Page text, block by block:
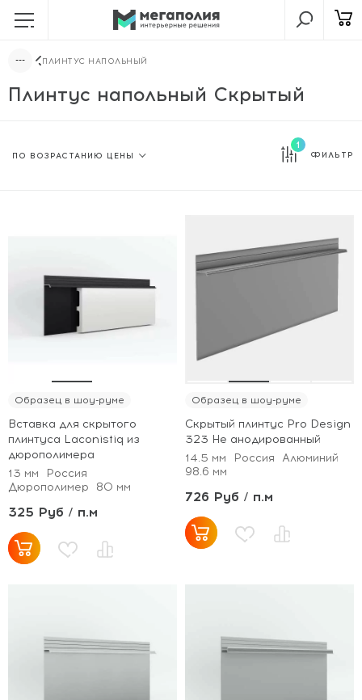
ПЛИНТУС НАПОЛЬНЫЙ
Плинтус напольный Скрытый
1
ФИЛЬТР
Образец в шоу-руме
Вставка для скрытого
плинтуса Laconistiq из
дюрополимера
13 мм
Россия
Дюрополимер
80 мм
325 Руб / п.м
Образец в шоу-руме
Скрытый плинтус Pro Design
323 Не анодированный
14.5 мм
Россия Алюминий
98.6 мм
726 Руб / п.м